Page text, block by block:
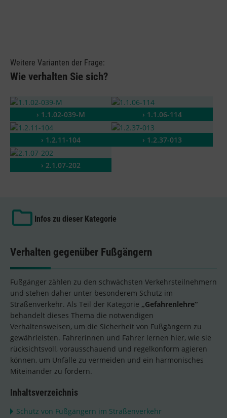
Weitere Varianten der Frage:
Wie verhalten Sie sich?
› 1.1.02-039-M › 1.1.06-114
› 1.2.11-104 › 1.2.37-013
› 2.1.07-202
Infos zu dieser Kategorie
Verhalten gegenüber Fußgängern
Fußgänger zählen zu den schwächsten Verkehrsteilnehmern
und stehen daher unter besonderem Schutz im
Straßenverkehr. Als Teil der Kategorie „Gefahrenlehre“
behandelt dieses Thema die notwendigen
Verhaltensweisen, um die Sicherheit von Fußgängern zu
gewährleisten. Fahrerinnen und Fahrer lernen hier, wie sie
rücksichtsvoll, vorausschauend und regelkonform agieren
können, um Unfälle zu vermeiden und ein harmonisches
Miteinander zu fördern.
Inhaltsverzeichnis
Schutz von Fußgängern im Straßenverkehr